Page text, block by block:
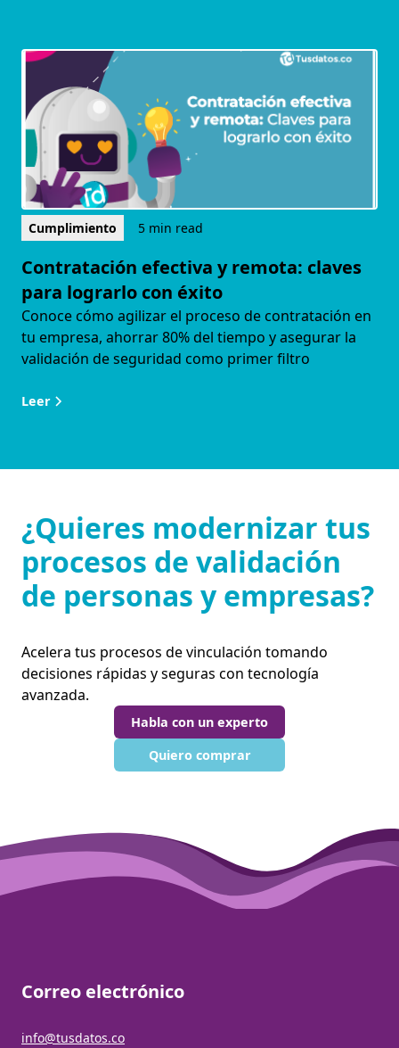
Cumplimiento 5 min read
Contratación efectiva y remota: claves
para lograrlo con éxito
Conoce cómo agilizar el proceso de contratación en
tu empresa, ahorrar 80% del tiempo y asegurar la
validación de seguridad como primer filtro
Leer
¿Quieres modernizar tus
procesos de validación
de personas y empresas?
Acelera tus procesos de vinculación tomando
decisiones rápidas y seguras con tecnología
avanzada.
Habla con un experto
Quiero comprar
Correo electrónico
info@tusdatos.co